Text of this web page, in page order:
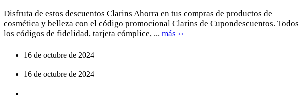
Disfruta de estos descuentos Clarins Ahorra en tus compras de productos de
cosmética y belleza con el código promocional Clarins de Cupondescuentos. Todos
los códigos de fidelidad, tarjeta cómplice, ... más ››
16 de octubre de 2024
16 de octubre de 2024